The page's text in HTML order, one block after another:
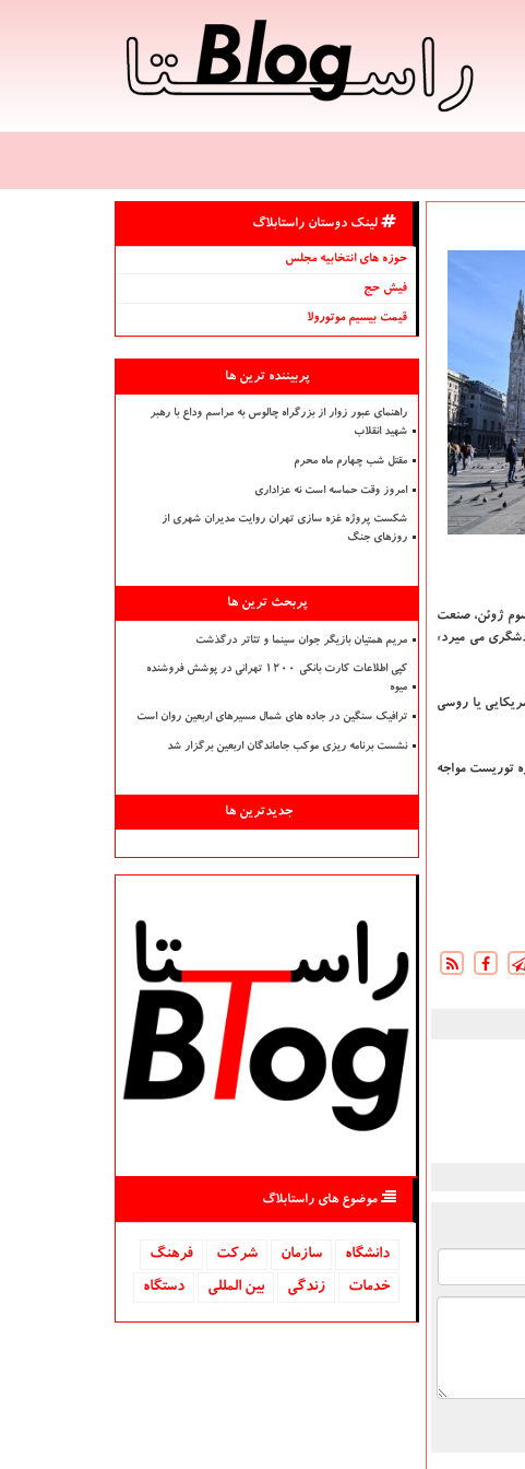
سوم ژوئن، صنعت
می میرد»
یا روسی
توریست مواجه
لینک دوستان راستابلاگ
حوزه های انتخابیه مجلس
فیش حج
قیمت بیسیم موتورولا
پربیننده ترین ها
راهنمای عبور زوار از بزرگراه چالوس به مراسم وداع با رهبر
شهید انقلاب
مقتل شب چهارم ماه محرم
امروز وقت حماسه است نه عزاداری
شکست پروژه غزه سازی تهران روایت مدیران شهری از
روزهای جنگ
پربحث ترین ها
مریم همتیان بازیگر جوان سینما و تئاتر درگذشت
کپی اطلاعات کارت بانکی ۱۲۰۰ تهرانی در پوشش فروشنده
میوه
ترافیک سنگین در جاده های شمال مسیرهای اربعین روان است
نشست برنامه ریزی موکب جاماندگان اربعین برگزار شد
جدیدترین ها
موضوع های راستابلاگ
دانشگاه‌ سازمان شركت
فرهنگ
خدمات
زندگی بین المللی دستگاه